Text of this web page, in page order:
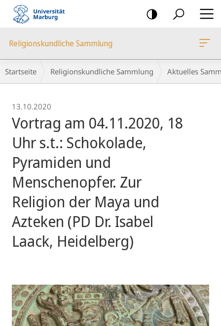
Mobile-
Navigation
Religionskundliche Sammlung
Breadcrumb-
Navigation
Startseite Religionskundliche Sammlung Aktuelles
13.10.2020
Vortrag am 04.11.2020, 18
Uhr s.t.: Schokolade,
Pyramiden und
Menschenopfer. Zur
Religion der Maya und
Azteken (PD Dr. Isabel
Laack, Heidelberg)